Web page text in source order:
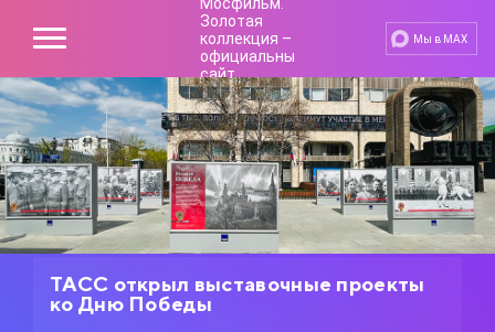
Мы в MAX
ТАСС открыл выставочные проекты
ко Дню Победы